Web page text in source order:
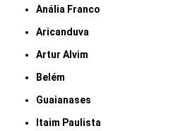
Anália Franco
Aricanduva
Artur Alvim
Belém
Guaianases
Itaim Paulista